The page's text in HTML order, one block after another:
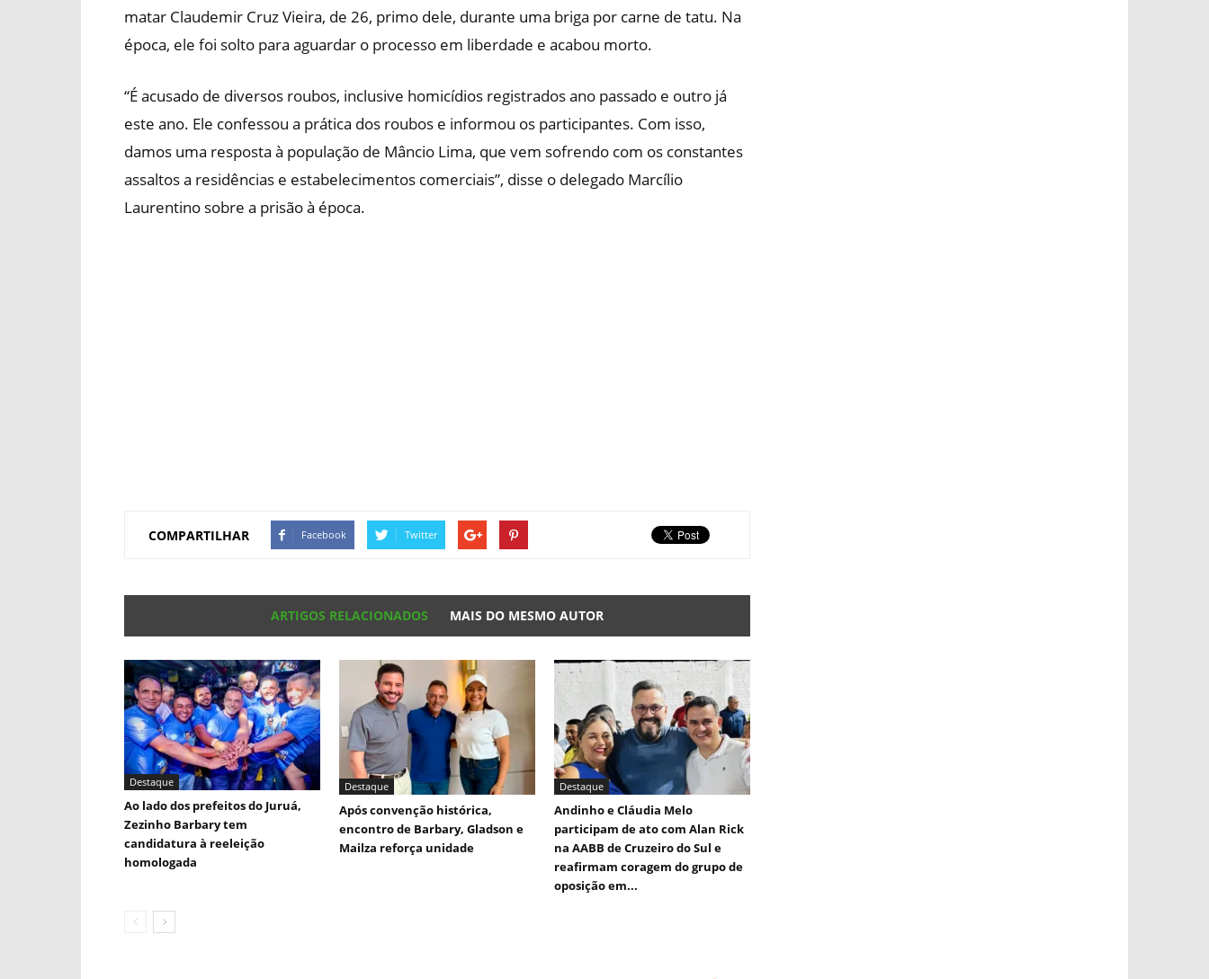
matar Claudemir Cruz Vieira, de 26, primo dele, durante uma briga por carne de tatu. Na
época, ele foi solto para aguardar o processo em liberdade e acabou morto.
“É acusado de diversos roubos, inclusive homicídios registrados ano passado e outro já
este ano. Ele confessou a prática dos roubos e informou os participantes. Com isso,
damos uma resposta à população de Mâncio Lima, que vem sofrendo com os constantes
assaltos a residências e estabelecimentos comerciais”, disse o delegado Marcílio
Laurentino sobre a prisão à época.
COMPARTILHAR Facebook Twitter
ARTIGOS RELACIONADOS MAIS DO MESMO AUTOR
Destaque
Ao lado dos prefeitos do Juruá,
Zezinho Barbary tem
candidatura à reeleição
homologada
Destaque
Após convenção histórica,
encontro de Barbary, Gladson e
Mailza reforça unidade
Destaque
Andinho e Cláudia Melo
participam de ato com Alan Rick
na AABB de Cruzeiro do Sul e
reafirmam coragem do grupo de
oposição em...